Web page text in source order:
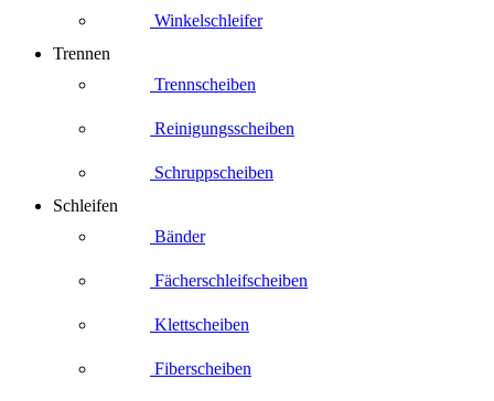
Winkelschleifer
Trennen
Trennscheiben
Reinigungsscheiben
Schruppscheiben
Schleifen
Bänder
Fächerschleifscheiben
Klettscheiben
Fiberscheiben